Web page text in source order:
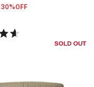
30%OFF
SOLD OUT